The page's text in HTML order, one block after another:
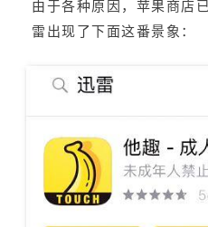
由于各种原因，苹果商店
雷出现了下面这番景象：